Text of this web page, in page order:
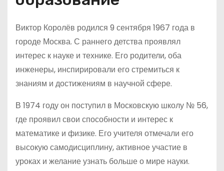
Виктор Королёв родился 9 сентября 1967 года в
городе Москва. С раннего детства проявлял
интерес к науке и технике. Его родители, оба
инженеры, инспирировали его стремиться к
знаниям и достижениям в научной сфере.
В 1974 году он поступил в Московскую школу № 56,
где проявил свои способности и интерес к
математике и физике. Его учителя отмечали его
высокую самодисциплину, активное участие в
уроках и желание узнать больше о мире науки.